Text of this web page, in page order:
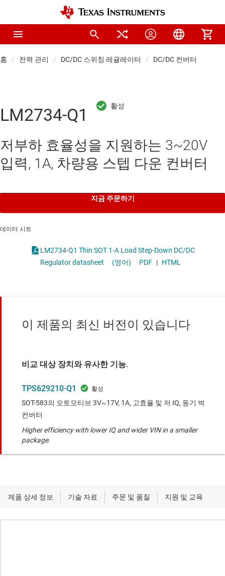
홈 전력 관리 DC/DC 스위칭 레귤레이터 DC/DC 컨버터
LM2734-Q1
저부하 효율성을 지원하는 3~20V
입력, 1A, 차량용 스텝 다운 컨버터
지금 주문하기
데이터 시트
LM2734-Q1 Thin SOT 1-A Load Step-Down DC/DC
Regulator datasheet
(영어) PDF | HTML
이 제품의 최신 버전이 있습니다
비교 대상 장치와 유사한 기능.
TPS629210-Q1
SOT-583의 오토모티브 3V~17V, 1A, 고효율 및 저 IQ, 동기 벅
컨버터
Higher efficiency with lower IQ and wider VIN in a smaller
package.